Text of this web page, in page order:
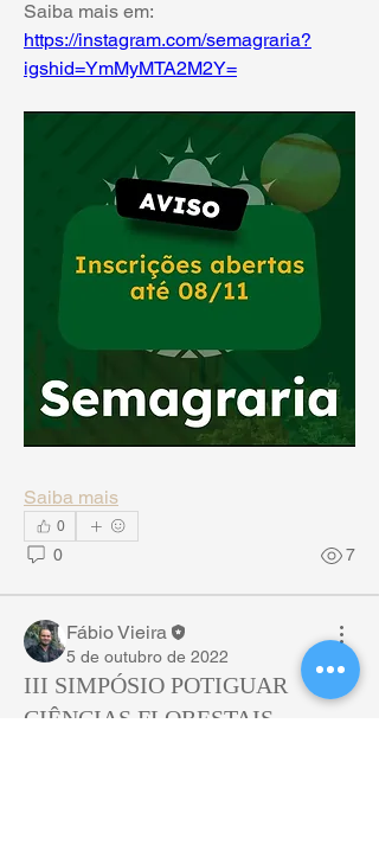
https://instagram.com/semagraria?
igshid=YmMyMTA2M2Y=
Saiba mais
0
0 7
Fábio Vieira
5 de outubro de 2022
III SIMPÓSIO POTIGUAR
CIÊNCIAS FLORESTAIS